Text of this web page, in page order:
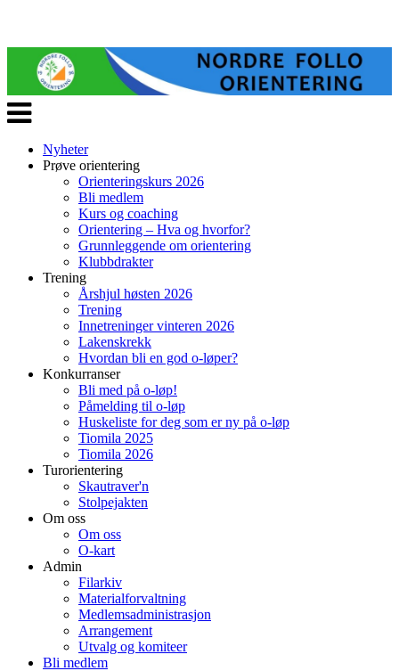
Veksle
navigasjon
Nyheter
Prøve orientering
Orienteringskurs 2026
Bli medlem
Kurs og coaching
Orientering – Hva og hvorfor?
Grunnleggende om orientering
Klubbdrakter
Trening
Årshjul høsten 2026
Trening
Innetreninger vinteren 2026
Lakenskrekk
Hvordan bli en god o-løper?
Konkurranser
Bli med på o-løp!
Påmelding til o-løp
Huskeliste for deg som er ny på o-løp
Tiomila 2025
Tiomila 2026
Turorientering
Skautraver'n
Stolpejakten
Om oss
Om oss
O-kart
Admin
Filarkiv
Materialforvaltning
Medlemsadministrasjon
Arrangement
Utvalg og komiteer
Bli medlem